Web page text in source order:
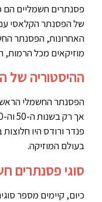
פסנתרים חשמליים הם
של הפסנתר הקלאסי עם
האחרונות, הפסנתר
מוזיקאים מכל הרמות,
ההיסטוריה
פנדר ורודס היו
בעולם המוזיקה.
סוגי פסנתרים
כיום, קיימים מספר